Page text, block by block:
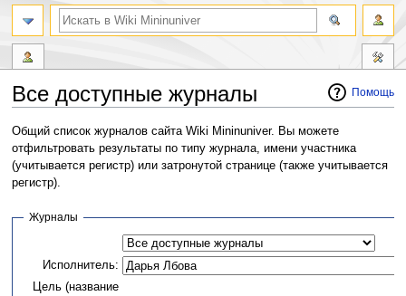
Помощь
Все доступные журналы
Перейти
к
навигации
Перейти
к
поиску
Общий список журналов сайта Wiki Mininuniver. Вы можете
отфильтровать результаты по типу журнала, имени участника
(учитывается регистр) или затронутой странице (также учитывается
регистр).
Журналы
Исполнитель:
Цель (название